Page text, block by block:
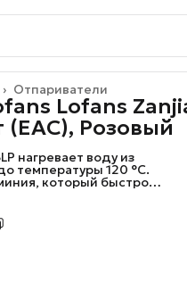
Отпариватели
›
Lofans
(EAC), Розовый
нагревает воду из
температуры 120 °C.
который быстро
ржавчиной при
к сети используется
306LP в корпусе зеленого
управления для
Съемный механизм
водой. Нагрев
сек. Непрерывная работа